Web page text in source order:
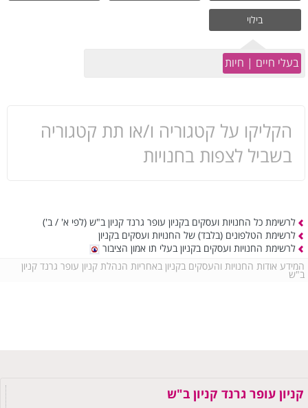
בילוי
בעלי חיים | חיות
הקליקו על קטגוריה ו/או תת קטגוריה
בשביל לצפות בחנויות
לרשימת כל החנויות ועסקים בקניון עופר גרנד קניון ב"ש(לפי א' / ב')
לרשימת הטלפונים (בלבד) של החנויות ועסקים בקניון
לרשימת החנויות ועסקים בקניון בעלי תו אמון הציבור
המידע אודות החנויות והעסקים בקניון באחריות הנהלת קניון עופר גרנד קניון
ב"ש
קניון עופר גרנד קניון ב"ש